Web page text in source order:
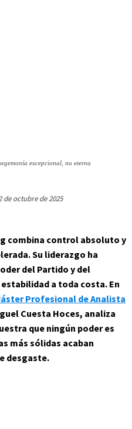
excepcional, no eterna
de octubre de 2025
combina control absoluto y
Su liderazgo ha
del Partido y del
a toda costa. En
Profesional de Analista
Cuesta Hoces, analiza
que ningún poder es
más sólidas acaban
desgaste.